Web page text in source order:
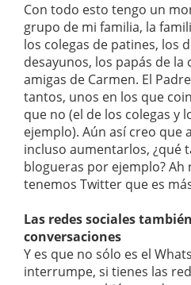
Con todo esto tengo un
grupo de mi familia, la
los colegas de patines, los
desayunos, los papás de la
amigas de Carmen. El
tantos, unos en los que
que no (el de los colegas y
ejemplo). Aún así creo que
incluso aumentarlos, ¿qué
blogueras por ejemplo? Ah
tenemos Twitter que es
Las redes sociales
conversaciones
Y es que no sólo es el
interrumpe, si tienes las